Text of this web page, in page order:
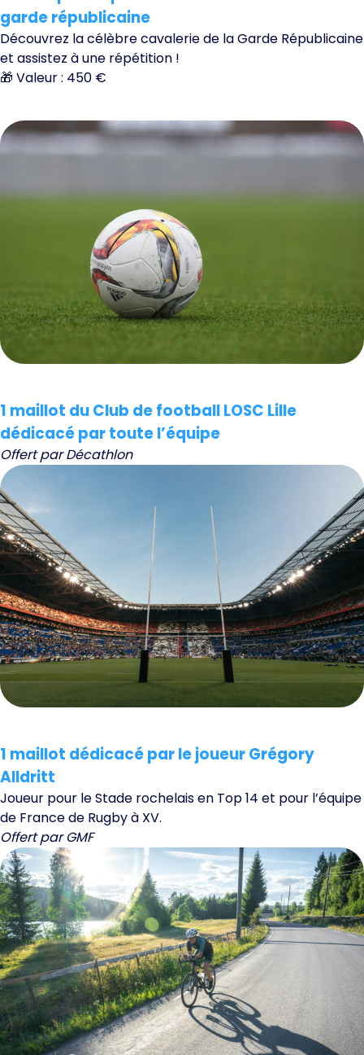
garde républicaine
Découvrez la célèbre cavalerie de la Garde Républicaine
et assistez à une répétition !
🎁 Valeur : 450 €
1 maillot du Club de football LOSC Lille
dédicacé par toute l’équipe
Offert par Décathlon
1 maillot dédicacé par le joueur Grégory
Alldritt
Joueur pour le Stade rochelais en Top 14 et pour l’équipe
de France de Rugby à XV.
Offert par GMF